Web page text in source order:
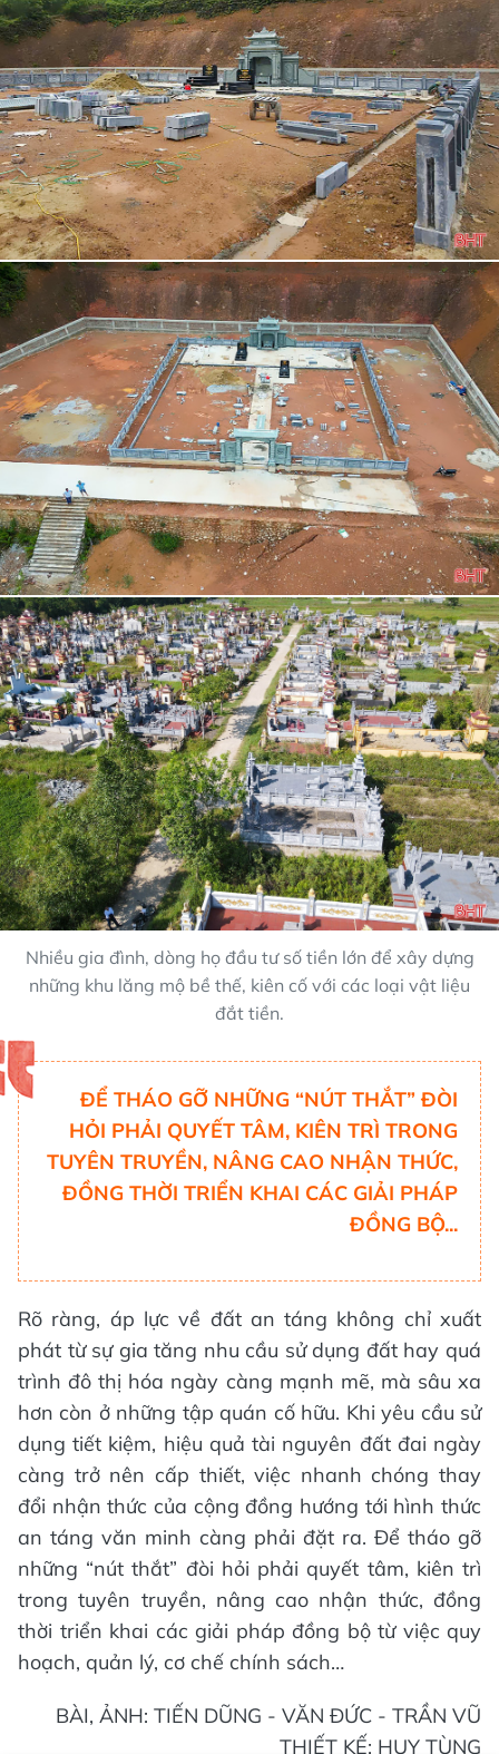
Nhiều gia đình, dòng họ đầu tư số tiền lớn để xây dựng
những khu lăng mộ bề thế, kiên cố với các loại vật liệu
đắt tiền.
ĐỂ THÁO GỠ NHỮNG “NÚT THẮT” ĐÒI
HỎI PHẢI QUYẾT TÂM, KIÊN TRÌ TRONG
TUYÊN TRUYỀN, NÂNG CAO NHẬN THỨC,
ĐỒNG THỜI TRIỂN KHAI CÁC GIẢI PHÁP
ĐỒNG BỘ...
Rõ ràng, áp lực về đất an táng không chỉ xuất
phát từ sự gia tăng nhu cầu sử dụng đất hay quá
trình đô thị hóa ngày càng mạnh mẽ, mà sâu xa
hơn còn ở những tập quán cố hữu. Khi yêu cầu sử
dụng tiết kiệm, hiệu quả tài nguyên đất đai ngày
càng trở nên cấp thiết, việc nhanh chóng thay
đổi nhận thức của cộng đồng hướng tới hình thức
an táng văn minh càng phải đặt ra. Để tháo gỡ
những “nút thắt” đòi hỏi phải quyết tâm, kiên trì
trong tuyên truyền, nâng cao nhận thức, đồng
thời triển khai các giải pháp đồng bộ từ việc quy
hoạch, quản lý, cơ chế chính sách…
BÀI, ẢNH: TIẾN DŨNG - VĂN ĐỨC - TRẦN VŨ
THIẾT KẾ: HUY TÙNG